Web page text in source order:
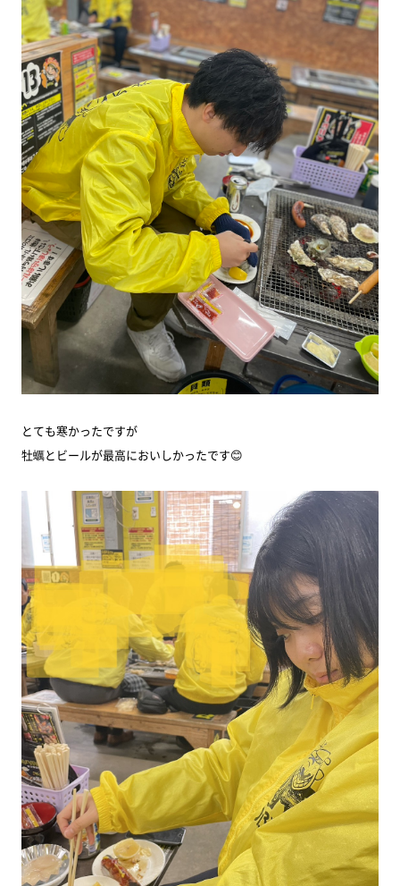
とても寒かったですが
牡蠣とビールが最高においしかったです😊